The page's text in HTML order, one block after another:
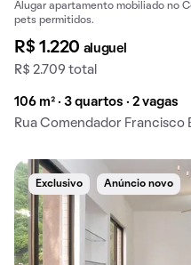
Alugar apartamento mobiliado no
pets permitidos.
R$ 1.220 aluguel
R$ 2.709 total
106 m² · 3 quartos · 2 vagas
Rua Comendador Francisco
Exclusivo Anúncio novo